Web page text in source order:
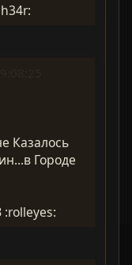
Казалось
Городе